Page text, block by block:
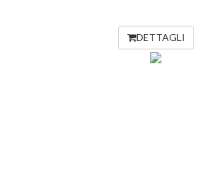
DETTAGLI